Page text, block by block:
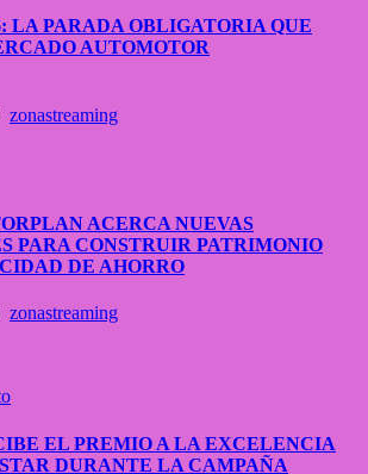
LA PARADA OBLIGATORIA QUE
AUTOMOTOR
zonastreaming
ACERCA NUEVAS
PARA CONSTRUIR PATRIMONIO
DE AHORRO
zonastreaming
EL PREMIO A LA EXCELENCIA
DURANTE LA CAMPAÑA